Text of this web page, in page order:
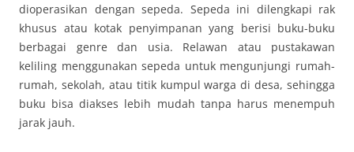
dioperasikan dengan sepeda. Sepeda ini dilengkapi rak
khusus atau kotak penyimpanan yang berisi buku-buku
berbagai genre dan usia. Relawan atau pustakawan
keliling menggunakan sepeda untuk mengunjungi rumah-
rumah, sekolah, atau titik kumpul warga di desa, sehingga
buku bisa diakses lebih mudah tanpa harus menempuh
jarak jauh.